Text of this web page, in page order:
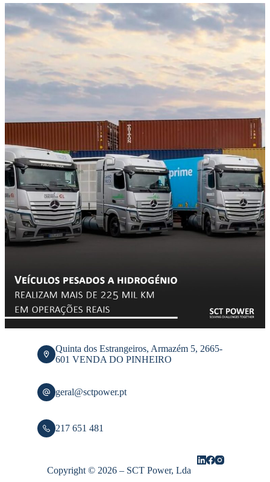
Quinta dos Estrangeiros, Armazém 5, 2665-
601 VENDA DO PINHEIRO
geral@sctpower.pt
217 651 481
Copyright © 2026 – SCT Power, Lda